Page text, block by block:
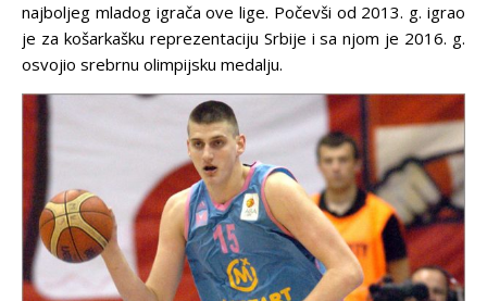
najboljeg mladog igrača ove lige. Počevši od 2013. g. igrao
je za košarkašku reprezentaciju Srbije i sa njom je 2016. g.
osvojio srebrnu olimpijsku medalju.